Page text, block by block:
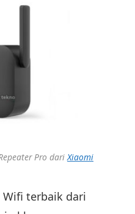
Pro dariXiaomi
terbaik dari